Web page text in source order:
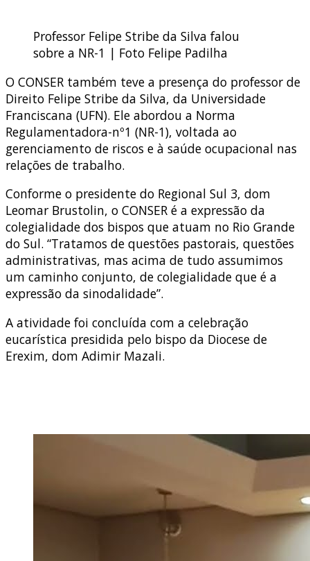
Professor Felipe Stribe da Silva falou
sobre a NR-1 | Foto Felipe Padilha
O CONSER também teve a presença do professor de
Direito Felipe Stribe da Silva, da Universidade
Franciscana (UFN). Ele abordou a Norma
Regulamentadora-nº1 (NR-1), voltada ao
gerenciamento de riscos e à saúde ocupacional nas
relações de trabalho.
Conforme o presidente do Regional Sul 3, dom
Leomar Brustolin, o CONSER é a expressão da
colegialidade dos bispos que atuam no Rio Grande
do Sul. “Tratamos de questões pastorais, questões
administrativas, mas acima de tudo assumimos
um caminho conjunto, de colegialidade que é a
expressão da sinodalidade”.
A atividade foi concluída com a celebração
eucarística presidida pelo bispo da Diocese de
Erexim, dom Adimir Mazali.